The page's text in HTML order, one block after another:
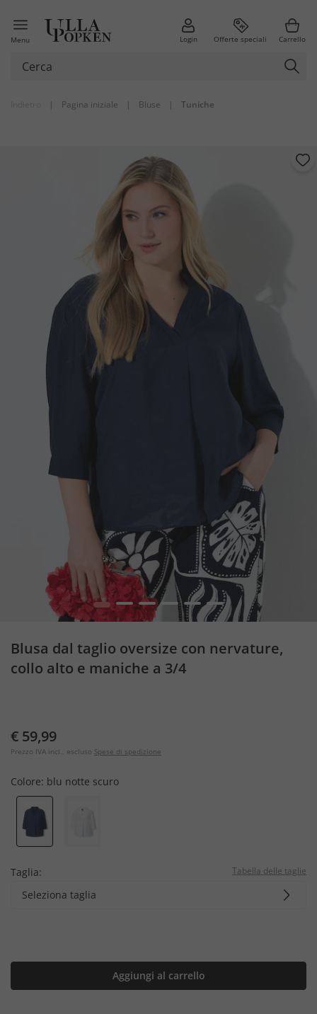
Menu Login Offerte speciali Carrello
| Pagina iniziale | Bluse | Tuniche
1 2 3 4 5 6
Blusa dal taglio oversize con nervature,
collo alto e maniche a 3/4
€ 59,99
Prezzo IVA incl., escluso Spese di spedizione
Colore: blu notte scuro
Taglia: Tabella delle taglie
Seleziona taglia
Aggiungi al carrello